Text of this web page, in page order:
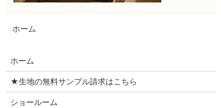
ホーム
ホーム
★生地の無料サンプル請求はこちら
ショールーム